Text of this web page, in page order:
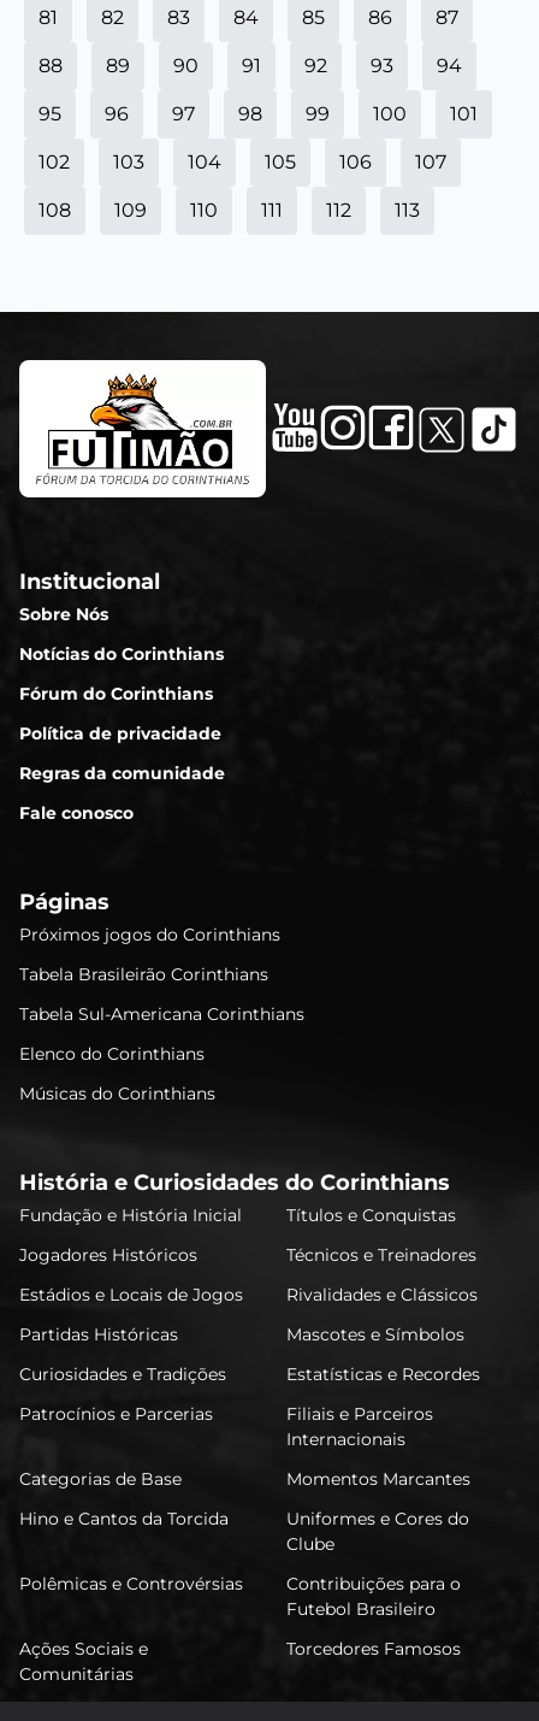
81 82 83 84 85 86 87
88 89 90 91 92 93 94
95 96 97 98 99 100 101
102 103 104 105 106 107
108 109 110 111 112 113
Institucional
Sobre Nós
Notícias do Corinthians
Fórum do Corinthians
Política de privacidade
Regras da comunidade
Fale conosco
Páginas
Próximos jogos do Corinthians
Tabela Brasileirão Corinthians
Tabela Sul-Americana Corinthians
Elenco do Corinthians
Músicas do Corinthians
História e Curiosidades do Corinthians
Fundação e História Inicial
Títulos e Conquistas
Jogadores Históricos
Técnicos e Treinadores
Estádios e Locais de Jogos
Rivalidades e Clássicos
Partidas Históricas
Mascotes e Símbolos
Curiosidades e Tradições
Estatísticas e Recordes
Patrocínios e Parcerias
Filiais e Parceiros
Internacionais
Categorias de Base
Momentos Marcantes
Hino e Cantos da Torcida
Uniformes e Cores do
Clube
Polêmicas e Controvérsias
Contribuições para o
Futebol Brasileiro
Ações Sociais e
Comunitárias
Torcedores Famosos